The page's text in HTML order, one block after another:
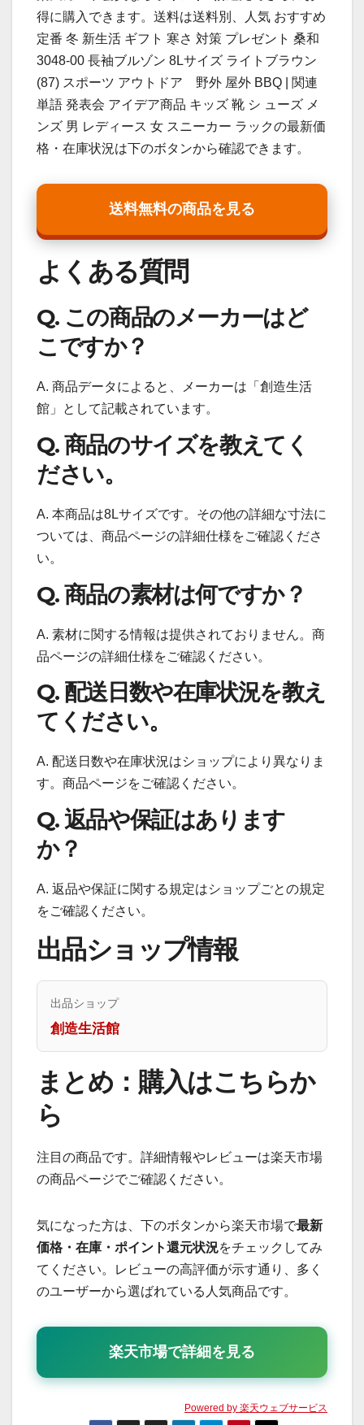
得に購入できます。送料は送料別、人気 おすすめ
定番 冬 新生活 ギフト 寒さ 対策 プレゼント 桑和
3048-00 長袖ブルゾン 8Lサイズ ライトブラウン
(87) スポーツ アウトドア 野外 屋外 BBQ | 関連
単語 発表会 アイデア商品 キッズ 靴 シ ューズ メ
ンズ 男 レディース 女 スニーカー ラックの最新価
格・在庫状況は下のボタンから確認できます。
送料無料の商品を見る
よくある質問
Q. この商品のメーカーはど
こですか？
A. 商品データによると、メーカーは「創造生活
館」として記載されています。
Q. 商品のサイズを教えてく
ださい。
A. 本商品は8Lサイズです。その他の詳細な寸法に
ついては、商品ページの詳細仕様をご確認くださ
い。
Q. 商品の素材は何ですか？
A. 素材に関する情報は提供されておりません。商
品ページの詳細仕様をご確認ください。
Q. 配送日数や在庫状況を教え
てください。
A. 配送日数や在庫状況はショップにより異なりま
す。商品ページをご確認ください。
Q. 返品や保証はあります
か？
A. 返品や保証に関する規定はショップごとの規定
をご確認ください。
出品ショップ情報
出品ショップ
創造生活館
まとめ：購入はこちらか
ら
注目の商品です。詳細情報やレビューは楽天市場
の商品ページでご確認ください。
気になった方は、下のボタンから楽天市場で最新
価格・在庫・ポイント還元状況をチェックしてみ
てください。レビューの高評価が示す通り、多く
のユーザーから選ばれている人気商品です。
楽天市場で詳細を見る
Powered by 楽天ウェブサービス